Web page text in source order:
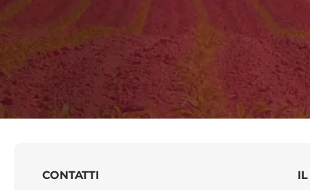
CONTATTI